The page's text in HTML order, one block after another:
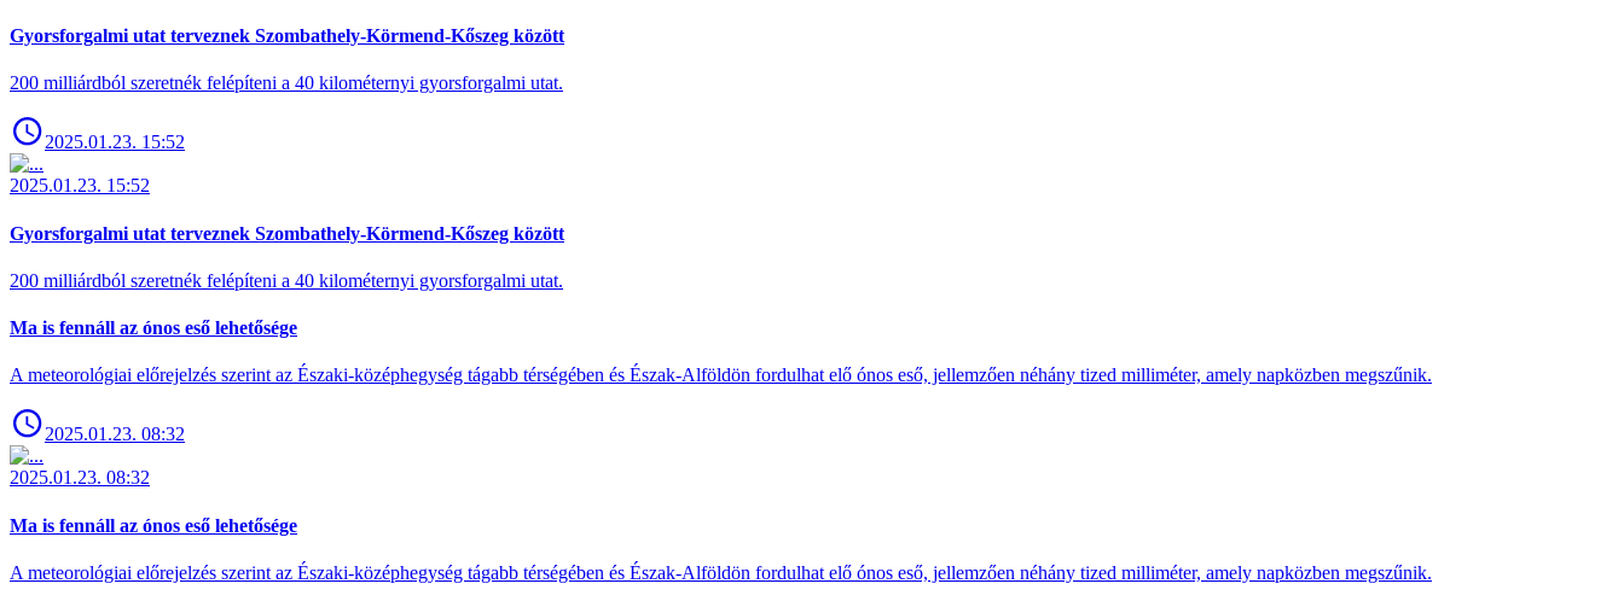
Gyorsforgalmi utat terveznek Szombathely-Körmend-Kőszeg között
200 milliárdból szeretnék felépíteni a 40 kilométernyi gyorsforgalmi utat.
2025.01.23. 15:52
2025.01.23. 15:52
Gyorsforgalmi utat terveznek Szombathely-Körmend-Kőszeg között
200 milliárdból szeretnék felépíteni a 40 kilométernyi gyorsforgalmi utat.
Ma is fennáll az ónos eső lehetősége
A meteorológiai előrejelzés szerint az Északi-középhegység tágabb térségében és Észak-Alföldön fordulhat elő ónos eső, jellemzően néhány tized milliméter, amely napközben megszűnik.
2025.01.23. 08:32
2025.01.23. 08:32
Ma is fennáll az ónos eső lehetősége
A meteorológiai előrejelzés szerint az Északi-középhegység tágabb térségében és Észak-Alföldön fordulhat elő ónos eső, jellemzően néhány tized milliméter, amely napközben megszűnik.